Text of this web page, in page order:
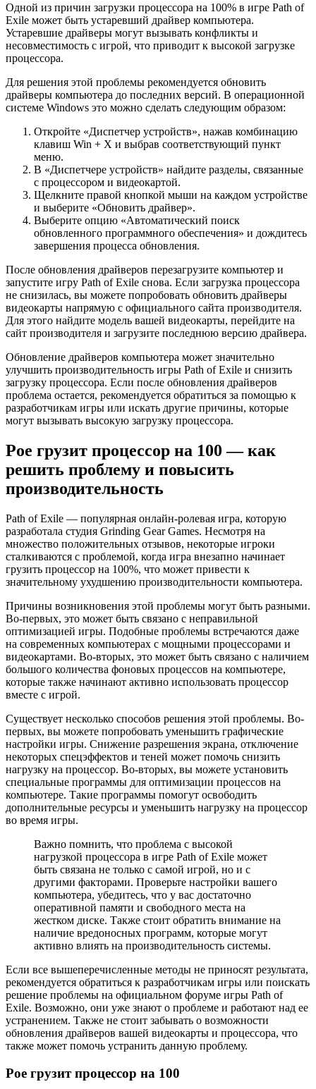
Одной из причин загрузки процессора на 100% в игре Path of
Exile может быть устаревший драйвер компьютера.
Устаревшие драйверы могут вызывать конфликты и
несовместимость с игрой, что приводит к высокой загрузке
процессора.
Для решения этой проблемы рекомендуется обновить
драйверы компьютера до последних версий. В операционной
системе Windows это можно сделать следующим образом:
Откройте «Диспетчер устройств», нажав комбинацию
клавиш Win + X и выбрав соответствующий пункт
меню.
В «Диспетчере устройств» найдите разделы, связанные
с процессором и видеокартой.
Щелкните правой кнопкой мыши на каждом устройстве
и выберите «Обновить драйвер».
Выберите опцию «Автоматический поиск
обновленного программного обеспечения» и дождитесь
завершения процесса обновления.
После обновления драйверов перезагрузите компьютер и
запустите игру Path of Exile снова. Если загрузка процессора
не снизилась, вы можете попробовать обновить драйверы
видеокарты напрямую с официального сайта производителя.
Для этого найдите модель вашей видеокарты, перейдите на
сайт производителя и загрузите последнюю версию драйвера.
Обновление драйверов компьютера может значительно
улучшить производительность игры Path of Exile и снизить
загрузку процессора. Если после обновления драйверов
проблема остается, рекомендуется обратиться за помощью к
разработчикам игры или искать другие причины, которые
могут вызывать высокую загрузку процессора.
Poe грузит процессор на 100 — как
решить проблему и повысить
производительность
Path of Exile — популярная онлайн-ролевая игра, которую
разработала студия Grinding Gear Games. Несмотря на
множество положительных отзывов, некоторые игроки
сталкиваются с проблемой, когда игра внезапно начинает
грузить процессор на 100%, что может привести к
значительному ухудшению производительности компьютера.
Причины возникновения этой проблемы могут быть разными.
Во-первых, это может быть связано с неправильной
оптимизацией игры. Подобные проблемы встречаются даже
на современных компьютерах с мощными процессорами и
видеокартами. Во-вторых, это может быть связано с наличием
большого количества фоновых процессов на компьютере,
которые также начинают активно использовать процессор
вместе с игрой.
Существует несколько способов решения этой проблемы. Во-
первых, вы можете попробовать уменьшить графические
настройки игры. Снижение разрешения экрана, отключение
некоторых спецэффектов и теней может помочь снизить
нагрузку на процессор. Во-вторых, вы можете установить
специальные программы для оптимизации процессов на
компьютере. Такие программы помогут освободить
дополнительные ресурсы и уменьшить нагрузку на процессор
во время игры.
Важно помнить, что проблема с высокой
нагрузкой процессора в игре Path of Exile может
быть связана не только с самой игрой, но и с
другими факторами. Проверьте настройки вашего
компьютера, убедитесь, что у вас достаточно
оперативной памяти и свободного места на
жестком диске. Также стоит обратить внимание на
наличие вредоносных программ, которые могут
активно влиять на производительность системы.
Если все вышеперечисленные методы не приносят результата,
рекомендуется обратиться к разработчикам игры или поискать
решение проблемы на официальном форуме игры Path of
Exile. Возможно, они уже знают о проблеме и работают над ее
устранением. Также не стоит забывать о возможности
обновления драйверов вашей видеокарты и процессора, что
также может помочь устранить данную проблему.
Poe грузит процессор на 100